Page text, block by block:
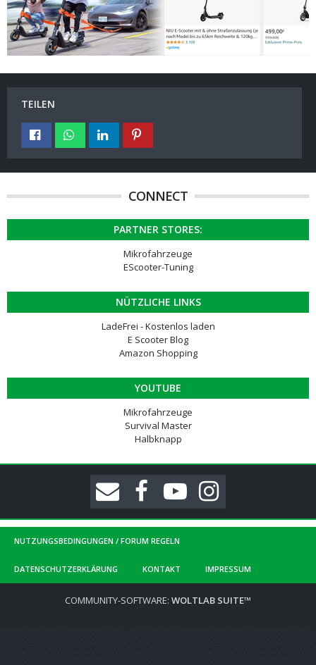
TEILEN
CONNECT
PARTNER STORES:
Mikrofahrzeuge
EScooter-Tuning
NÜTZLICHE LINKS
LadeFrei - Kostenlos laden
E Scooter Blog
Amazon Shopping
YOUTUBE
Mikrofahrzeuge
Survival Master
Halbknapp
NUTZUNGSBEDINGUNGEN / FORUM REGELN
DATENSCHUTZERKLÄRUNG KONTAKT IMPRESSUM
COMMUNITY-SOFTWARE: WOLTLAB SUITE™